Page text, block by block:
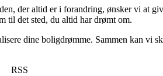
der altid er i forandring, ønsker vi at
til det sted, du altid har drømt om.
dine boligdrømme. Sammen kan vi
RSS